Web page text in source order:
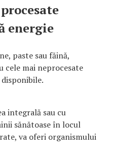
energie
paste sau făină,
mai neprocesate
integrală sau cu
sănătoase în locul
va oferi organismului